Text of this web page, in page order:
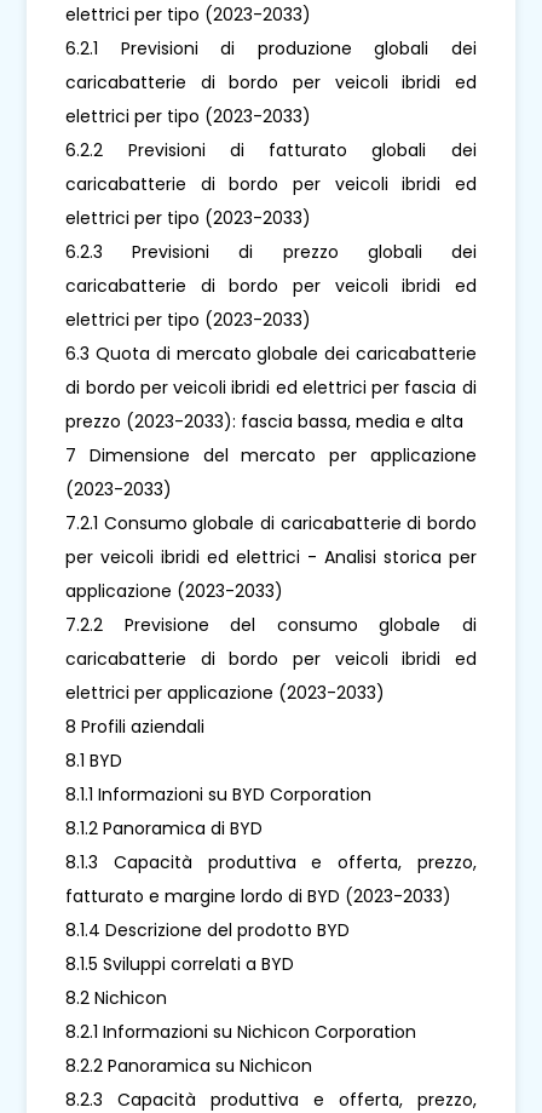
elettrici per tipo (2023-2033)
6.2.1 Previsioni di produzione globali dei
caricabatterie di bordo per veicoli ibridi ed
elettrici per tipo (2023-2033)
6.2.2 Previsioni di fatturato globali dei
caricabatterie di bordo per veicoli ibridi ed
elettrici per tipo (2023-2033)
6.2.3 Previsioni di prezzo globali dei
caricabatterie di bordo per veicoli ibridi ed
elettrici per tipo (2023-2033)
6.3 Quota di mercato globale dei caricabatterie
di bordo per veicoli ibridi ed elettrici per fascia di
prezzo (2023-2033): fascia bassa, media e alta
7 Dimensione del mercato per applicazione
(2023-2033)
7.2.1 Consumo globale di caricabatterie di bordo
per veicoli ibridi ed elettrici - Analisi storica per
applicazione (2023-2033)
7.2.2 Previsione del consumo globale di
caricabatterie di bordo per veicoli ibridi ed
elettrici per applicazione (2023-2033)
8 Profili aziendali
8.1 BYD
8.1.1 Informazioni su BYD Corporation
8.1.2 Panoramica di BYD
8.1.3 Capacità produttiva e offerta, prezzo,
fatturato e margine lordo di BYD (2023-2033)
8.1.4 Descrizione del prodotto BYD
8.1.5 Sviluppi correlati a BYD
8.2 Nichicon
8.2.1 Informazioni su Nichicon Corporation
8.2.2 Panoramica su Nichicon
8.2.3 Capacità produttiva e offerta, prezzo,